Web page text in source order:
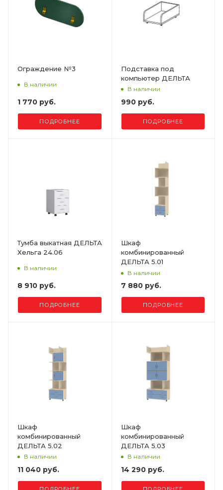
Ограждение №3
В наличии
1 770 руб.
ПОДРОБНЕЕ
Подставка под
компьютер ДЕЛЬТА
В наличии
990 руб.
ПОДРОБНЕЕ
Тумба выкатная ДЕЛЬТА
Хельга 24.06
В наличии
8 910 руб.
ПОДРОБНЕЕ
Шкаф
комбинированный
ДЕЛЬТА 5.01
В наличии
7 880 руб.
ПОДРОБНЕЕ
Шкаф
комбинированный
ДЕЛЬТА 5.02
В наличии
11 040 руб.
Шкаф
комбинированный
ДЕЛЬТА 5.03
В наличии
14 290 руб.